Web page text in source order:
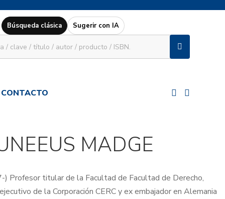
Búsqueda clásica Sugerir con IA
CONTACTO
MADGE
Profesor titular de la Facultad de Facultad de Derecho,
de la Corporación CERC y ex embajador en Alemania